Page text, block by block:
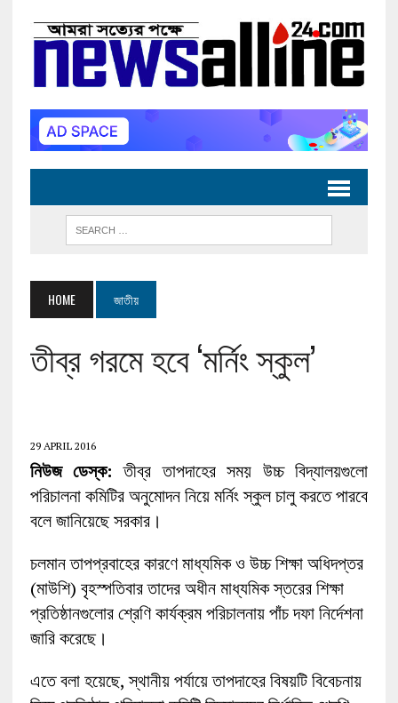
HOME জাতীয়
তীব্র গরমে হবে ‘মর্নিং স্কুল’
29 APRIL 2016
নিউজ ডেস্ক: তীব্র তাপদাহের সময় উচ্চ বিদ্যালয়গুলো
পরিচালনা কমিটির অনুমোদন নিয়ে মর্নিং স্কুল চালু করতে পারবে
বলে জানিয়েছে সরকার।
চলমান তাপপ্রবাহের কারণে মাধ্যমিক ও উচ্চ শিক্ষা অধিদপ্তর
(মাউশি) বৃহস্পতিবার তাদের অধীন মাধ্যমিক স্তরের শিক্ষা
প্রতিষ্ঠানগুলোর শ্রেণি কার্যক্রম পরিচালনায় পাঁচ দফা নির্দেশনা
জারি করেছে।
এতে বলা হয়েছে, স্থানীয় পর্যায়ে তাপদাহের বিষয়টি বিবেচনায়